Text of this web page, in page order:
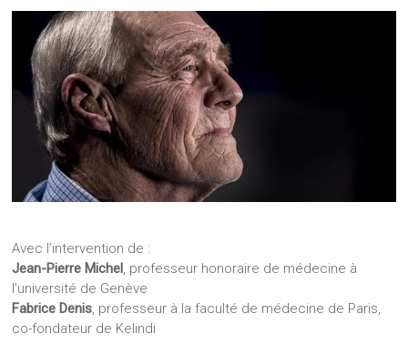
Avec l’intervention de :
Jean-Pierre Michel, professeur honoraire de médecine à
l’université de Genève
Fabrice Denis, professeur à la faculté de médecine de Paris,
co-fondateur de Kelindi